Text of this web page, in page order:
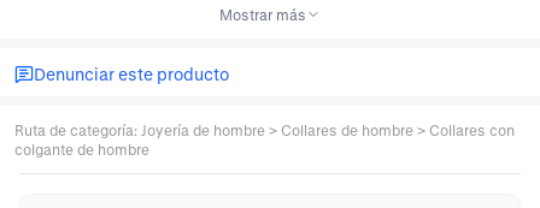
Mostrar más
Denunciar este producto
Ruta de categoría: Joyería de hombre > Collares de hombre > Collares con
colgante de hombre